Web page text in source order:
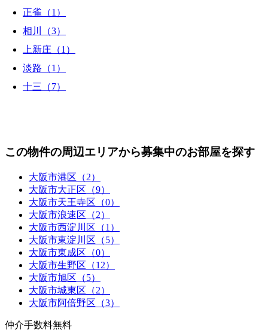
正雀（1）
相川（3）
上新庄（1）
淡路（1）
十三（7）
この物件の周辺エリアから募集中のお部屋を探す
大阪市港区（2）
大阪市大正区（9）
大阪市天王寺区（0）
大阪市浪速区（2）
大阪市西淀川区（1）
大阪市東淀川区（5）
大阪市東成区（0）
大阪市生野区（12）
大阪市旭区（5）
大阪市城東区（2）
大阪市阿倍野区（3）
仲介手数料無料